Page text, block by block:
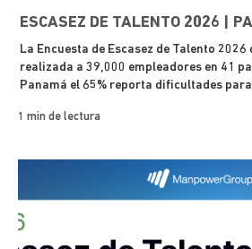
ESCASEZ DE TALENTO 2026 |
La Encuesta de Escasez de Talento 2026
realizada a 39,000 empleadores en 41
Panamá el 65% reporta dificultades
1 min de lectura